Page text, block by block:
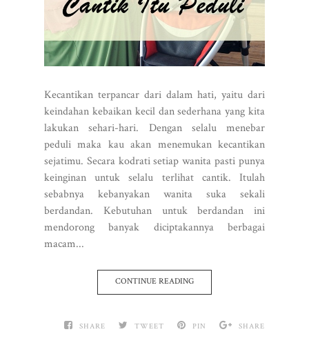
Kecantikan terpancar dari dalam hati, yaitu dari
keindahan kebaikan kecil dan sederhana yang kita
lakukan sehari-hari. Dengan selalu menebar
peduli maka kau akan menemukan kecantikan
sejatimu. Secara kodrati setiap wanita pasti punya
keinginan untuk selalu terlihat cantik. Itulah
sebabnya kebanyakan wanita suka sekali
berdandan. Kebutuhan untuk berdandan ini
mendorong banyak diciptakannya berbagai
macam...
CONTINUE READING
SHARE TWEET PIN SHARE